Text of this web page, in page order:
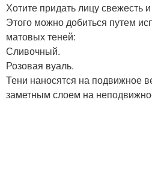
Хотите придать лицу свежесть
Этого можно добиться путем
матовых теней:
Сливочный.
Розовая вуаль.
Тени наносятся на подвижное
заметным слоем на